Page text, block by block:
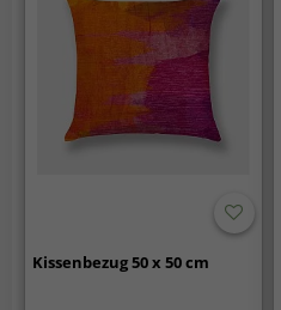
Kissenbezug 50 x 50 cm